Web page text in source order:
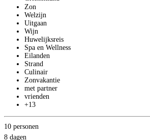
Zon
Welzijn
Uitgaan
Wijn
Huwelijksreis
Spa en Wellness
Eilanden
Strand
Culinair
Zonvakantie
met partner
vrienden
+13
10 personen
8 dagen